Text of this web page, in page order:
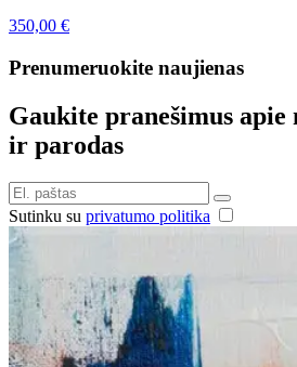
350,00 €
Prenumeruokite naujienas
Gaukite pranešimus
ir parodas
Sutinku su privatumo politika